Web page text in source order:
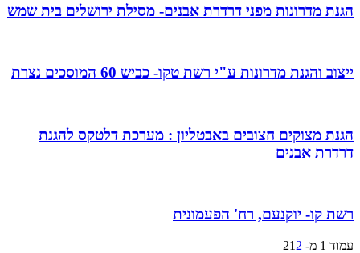
הגנת מדרונות מפני דרדרת אבנים- מסילת ירושלים בית שמש
ייצוב והגנת מדרונות ע"י רשת טקו- כביש 60 המוסכים נצרת
הגנת מצוקים חצובים באבטליון : מערכת דלטקס להגנת
דרדרת אבנים
רשת קו- יוקנעם, רח' הפעמונית
עמוד 1 מ- 2 1 2